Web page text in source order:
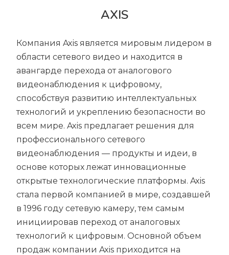
AXIS
Компания Axis является мировым лидером в
области сетевого видео и находится в
авангарде перехода от аналогового
видеонаблюдения к цифровому,
способствуя развитию интеллектуальных
технологий и укреплению безопасности во
всем мире. Axis предлагает решения для
профессионального сетевого
видеонаблюдения — продукты и идеи, в
основе которых лежат инновационные
открытые технологические платформы. Axis
стала первой компанией в мире, создавшей
в 1996 году сетевую камеру, тем самым
инициировав переход от аналоговых
технологий к цифровым. Основной объем
продаж компании Axis приходится на